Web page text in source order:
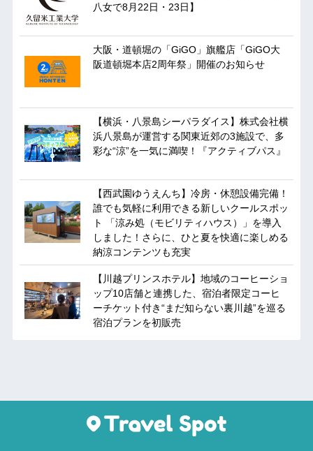
八女で8月22日・23日】
大阪・道頓堀の「GiGO」旗艦店「GiGO大
阪道頓堀本店2周年祭」開催のお知らせ
【横浜・八景島シーパラダイス】株式会社横
浜八景島が運営する関東近郊の3施設で、多
彩な“涼”を一気に満喫！『アクティブパス』
【西武園ゆうえんち】冷房・休憩設備完備！
誰でも気軽に利用できる新しいクールスポッ
ト 「涼み処（モビリティハウス）」を導入
しました！さらに、ひと夏を快適に楽しめる
納涼コンテンツも充実
【川越プリンスホテル】地域のコーヒーショ
ップ10店舗と連携した、宿泊者限定コーヒ
ーチケット付き“まだ知らない裏川越”を巡る
宿泊プランを初販売